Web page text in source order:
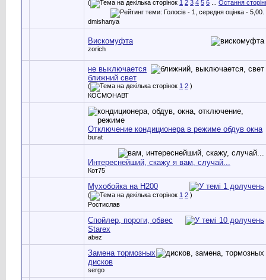
( 1 2 3 4 5 6 Остання
dmishanya
Вискомуфта
zorich
не выключается
ближний свет
( 1 2 )
КОСМОНАВТ
Отключение кондиционера в режиме обдув окна
burat
Интереснейший, скажу я вам, случай...
Кот75
Мухобойка на H200
( 1 2 )
Ростислав
Спойлер, пороги, обвес
Starex
abez
Замена тормозных
дисков
sergo